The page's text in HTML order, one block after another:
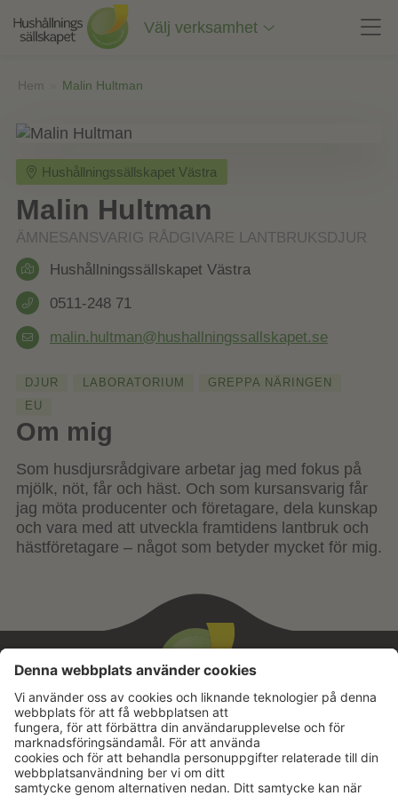
innehåll
Välj verksamhet
Hem Malin Hultman
Hushållningssällskapet Västra
Malin Hultman
ÄMNESANSVARIG RÅDGIVARE LANTBRUKSDJUR
Hushållningssällskapet Västra
0511-248 71
malin.hultman@hushallningssallskapet.se
DJUR LABORATORIUM
GREPPA NÄRINGEN
EU
Om mig
Som husdjursrådgivare arbetar jag med fokus på
mjölk, nöt, får och häst. Och som kursansvarig får
jag möta producenter och företagare, dela kunskap
och vara med att utveckla framtidens lantbruk och
hästföretagare – något som betyder mycket för mig.